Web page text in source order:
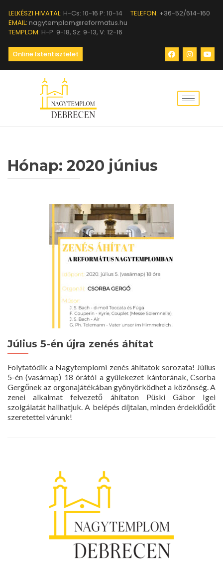
LELKÉSZI HIVATAL: H-Cs: 10-16 P: 10-14 TELEFON: +36-52/614-160
EMAIL: nagytemplom@reformatus.hu
TEMPLOM: H-P: 9-18, Sz: 9-13, V: 12-16
Online Istentisztelet
Hónap: 2020 június
Július 5-én újra zenés áhítat
Folytatódik a Nagytemplomi zenés áhítatok sorozata! Július
5-én (vasárnap) 18 órától a gyülekezet kántorának, Csorba
Gergőnek az orgonajátékában gyönyörködhet a közönség. A
zenei alkalmat felvezető áhítaton Püski Gábor Igei
szolgálatát hallhatjuk. A belépés díjtalan, minden érdeklődőt
szeretettel várunk!